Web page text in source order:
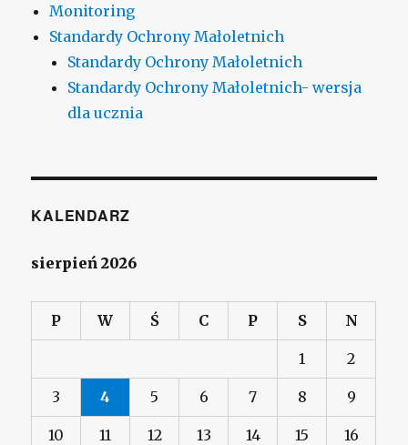
Monitoring
Standardy Ochrony Małoletnich
Standardy Ochrony Małoletnich
Standardy Ochrony Małoletnich- wersja
dla ucznia
KALENDARZ
sierpień 2026
P W Ś C P S N
1 2
3 4 5 6 7 8 9
10 11 12 13 14 15 16